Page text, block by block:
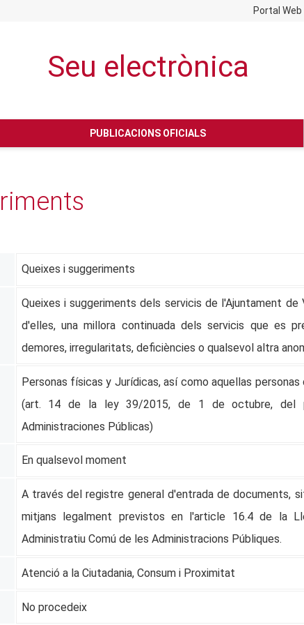
Portal Web
Seu electrònica
PUBLICACIONS OFICIALS
Queixes i suggeriments
Queixes i suggeriments dels servicis de l'Ajuntament
d'elles, una millora continuada dels servicis que es
demores, irregularitats, deficiències o qualsevol altra
Personas físicas y Jurídicas, así como aquellas
(art. 14 de la ley 39/2015, de 1 de octubre, del
Administraciones Públicas)
En qualsevol moment
A través del registre general d'entrada de documents,
mitjans legalment previstos en l'article 16.4 de la
Administratiu Comú de les Administracions Públiques.
Atenció a la Ciutadania, Consum i Proximitat
No procedeix